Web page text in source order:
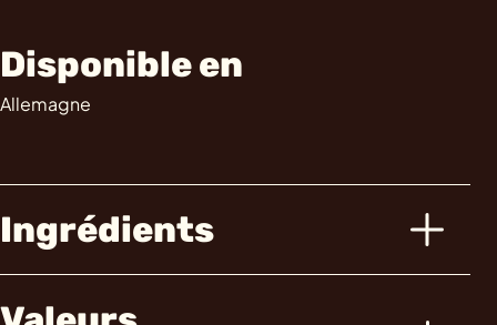
Disponible en
Allemagne
Ingrédients